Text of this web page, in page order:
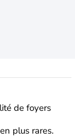
de foyers
plus rares.